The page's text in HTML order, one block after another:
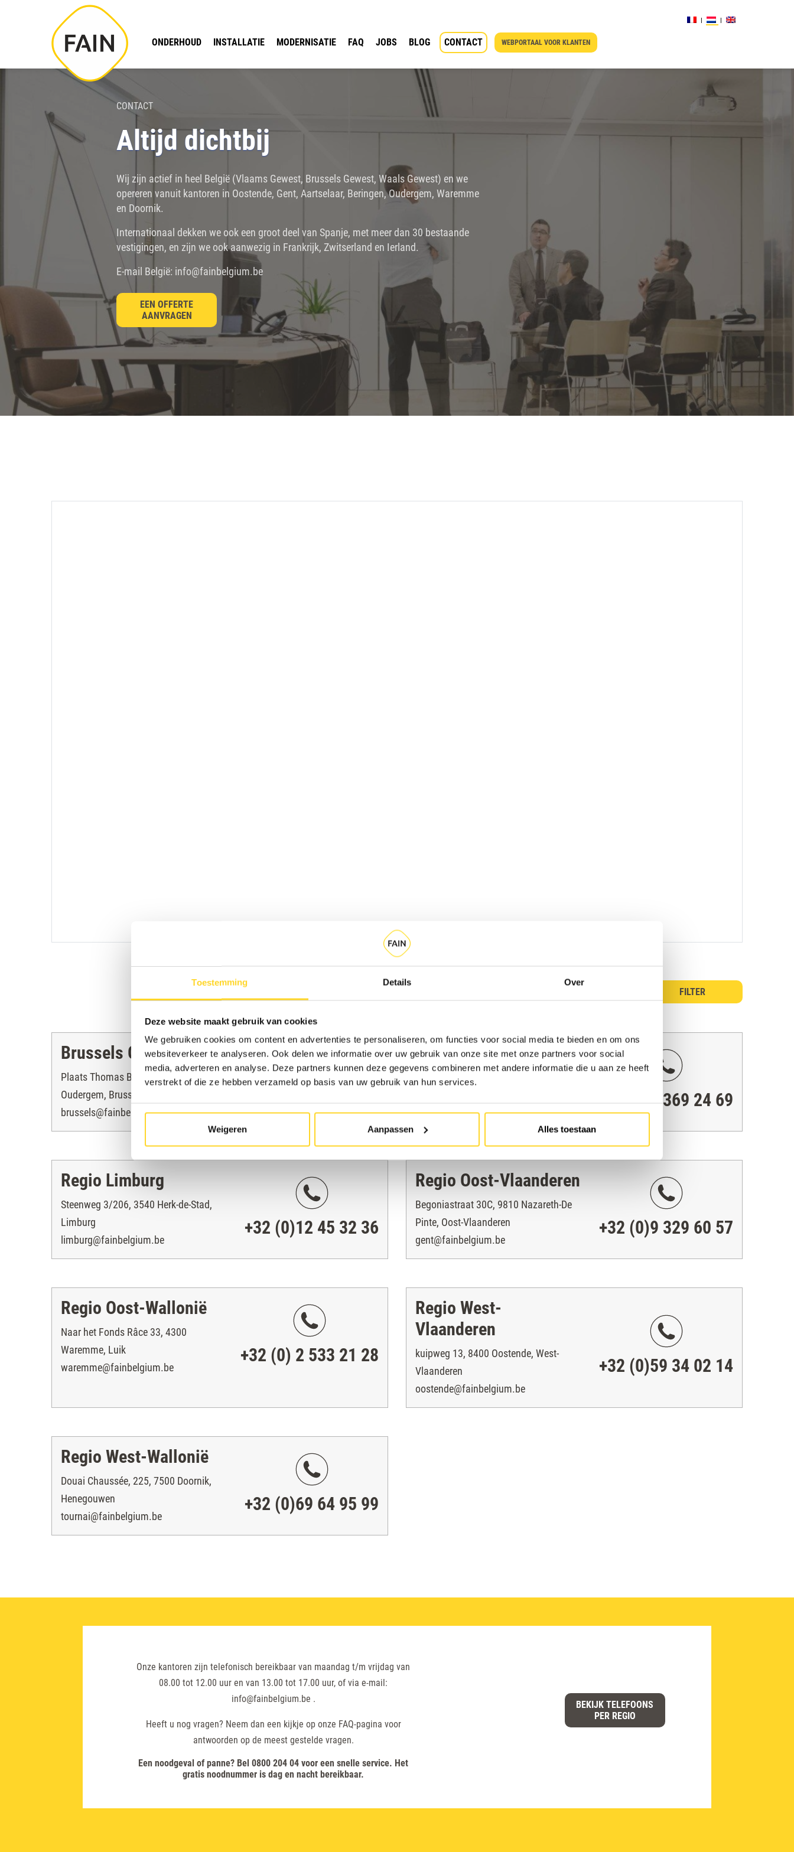
Toestemming Details Over
Deze website maakt gebruik van cookies
We gebruiken cookies om content en advertenties te personaliseren, om functies voor social media te bieden en om ons
websiteverkeer te analyseren. Ook delen we informatie over uw gebruik van onze site met onze partners voor social
media, adverteren en analyse. Deze partners kunnen deze gegevens combineren met andere informatie die u aan ze heeft
verstrekt of die ze hebben verzameld op basis van uw gebruik van hun services.
Weigeren Aanpassen Alles toestaan
ONDERHOUD INSTALLATIE MODERNISATIE FAQ JOBS BLOG CONTACT WEBPORTAAL VOOR KLANTEN
CONTACT
Altijd dichtbij
Wij zijn actief in heel België (Vlaams Gewest, Brussels Gewest, Waals Gewest) en we
opereren vanuit kantoren in Oostende, Gent, Aartselaar, Beringen, Oudergem, Waremme
en Doornik.
Internationaal dekken we ook een groot deel van Spanje, met meer dan 30 bestaande
vestigingen, en zijn we ook aanwezig in Frankrijk, Zwitserland en Ierland.
E-mail België: info@fainbelgium.be
EEN OFFERTE
AANVRAGEN
Brussels Gewest
Plaats Thomas Balis 3, 1160
Oudergem, Brussel
brussels@fainbelgium.be
Regio Antwerpen
Langlaarsteenweg 168, 2630
antwerpen@fainbelgium.be
+32 (0)3 369 24 69
Regio Limburg
Steenweg 3/206, 3540 Herk-de-Stad,
Limburg
limburg@fainbelgium.be
+32 (0)12 45 32 36
Regio Oost-Vlaanderen
Begoniastraat 30C, 9810 Nazareth-De
Pinte, Oost-Vlaanderen
gent@fainbelgium.be
+32 (0)9 329 60 57
Regio Oost-Wallonië
Naar het Fonds Râce 33, 4300
Waremme, Luik
waremme@fainbelgium.be
+32 (0) 2 533 21 28
Regio West-
Vlaanderen
kuipweg 13, 8400 Oostende, West-
Vlaanderen
oostende@fainbelgium.be
+32 (0)59 34 02 14
Regio West-Wallonië
Douai Chaussée, 225, 7500 Doornik,
Henegouwen
tournai@fainbelgium.be
+32 (0)69 64 95 99
Onze kantoren zijn telefonisch bereikbaar van maandag t/m vrijdag van
08.00 tot 12.00 uur en van 13.00 tot 17.00 uur, of via e-mail:
info@fainbelgium.be .
Heeft u nog vragen? Neem dan een kijkje op onze FAQ-pagina voor
antwoorden op de meest gestelde vragen.
Een noodgeval of panne? Bel 0800 204 04 voor een snelle service. Het
gratis noodnummer is dag en nacht bereikbaar.
BEKIJK TELEFOONS
PER REGIO